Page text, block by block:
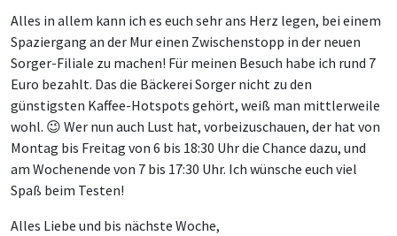
Alles in allem kann ich es euch sehr ans Herz legen, bei einem
Spaziergang an der Mur einen Zwischenstopp in der neuen
Sorger-Filiale zu machen! Für meinen Besuch habe ich rund 7
Euro bezahlt. Das die Bäckerei Sorger nicht zu den
günstigsten Kaffee-Hotspots gehört, weiß man mittlerweile
wohl. 😉 Wer nun auch Lust hat, vorbeizuschauen, der hat von
Montag bis Freitag von 6 bis 18:30 Uhr die Chance dazu, und
am Wochenende von 7 bis 17:30 Uhr. Ich wünsche euch viel
Spaß beim Testen!
Alles Liebe und bis nächste Woche,